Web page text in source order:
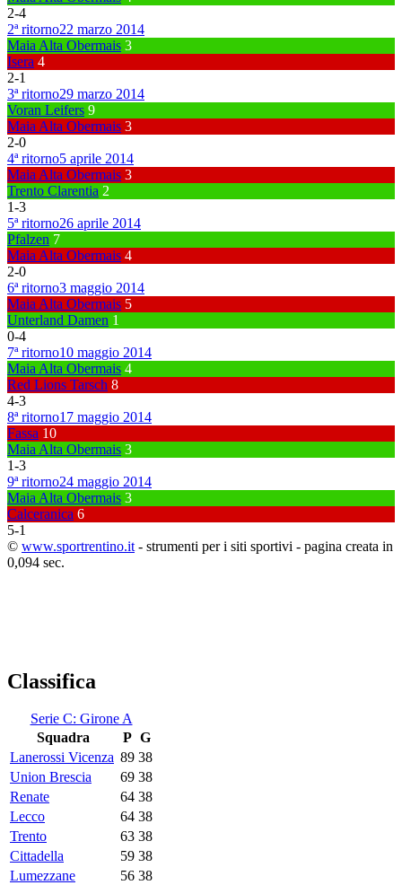
2-4
2ª ritorno22 marzo 2014
Maia Alta Obermais 3
Isera 4
2-1
3ª ritorno29 marzo 2014
Voran Leifers 9
Maia Alta Obermais 3
2-0
4ª ritorno5 aprile 2014
Maia Alta Obermais 3
Trento Clarentia 2
1-3
5ª ritorno26 aprile 2014
Pfalzen 7
Maia Alta Obermais 4
2-0
6ª ritorno3 maggio 2014
Maia Alta Obermais 5
Unterland Damen 1
0-4
7ª ritorno10 maggio 2014
Maia Alta Obermais 4
Red Lions Tarsch 8
4-3
8ª ritorno17 maggio 2014
Fassa 10
Maia Alta Obermais 3
1-3
9ª ritorno24 maggio 2014
Maia Alta Obermais 3
Calceranica 6
5-1
© www.sportrentino.it - strumenti per i siti sportivi - pagina creata in
0,094 sec.
Classifica
Serie C: Girone A
Squadra
P G
Lanerossi Vicenza 89 38
Union Brescia
69 38
Renate
64 38
Lecco
64 38
Trento
63 38
Cittadella
59 38
Lumezzane
56 38